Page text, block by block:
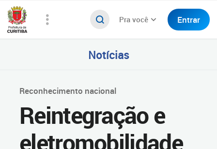
Pra você Entrar
Notícias
Reconhecimento nacional
Reintegração e
eletromobilidade